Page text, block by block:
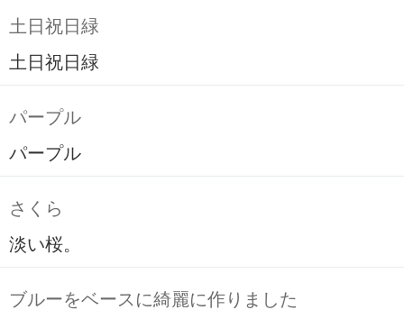
土日祝日緑
土日祝日緑
パープル
パープル
さくら
淡い桜。
ブルーをベースに綺麗に作りました